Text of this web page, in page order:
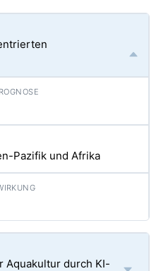
Pazifik und Afrika
Aquakultur durch KI-